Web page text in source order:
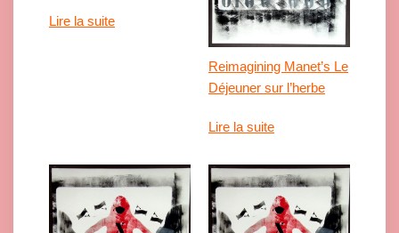
Lire la suite
Reimagining Manet’s Le
Déjeuner sur l’herbe
Lire la suite